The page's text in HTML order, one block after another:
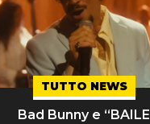
TUTTO NEWS
Bad Bunny e “BAILE